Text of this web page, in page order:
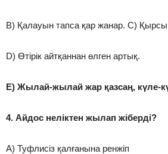
B) Қалауын тапса қар жанар. C)
D) Өтірік айтқаннан өлген артық.
E) Жылай-жылай жар қазсаң, күле-
4. Айдос неліктен жылап жіберді?
A) Туфлисіз қалғанына ренжіп